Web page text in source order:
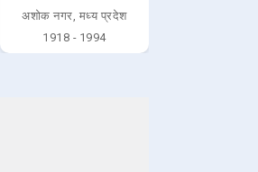
अशोक नगर, मध्य प्रदेश
1918 - 1994